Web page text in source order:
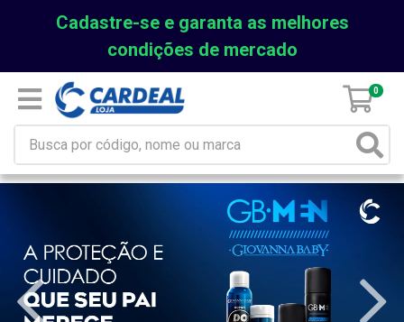
Cadastre-se e garanta as melhores
condições de mercado
0